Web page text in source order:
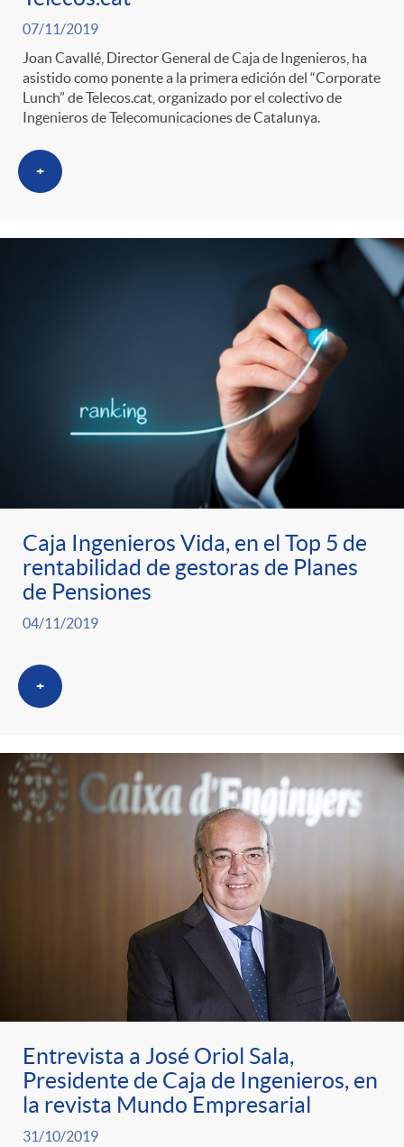
07/11/2019
Joan Cavallé, Director General de Caja de Ingenieros, ha
asistido como ponente a la primera edición del “Corporate
Lunch” de Telecos.cat, organizado por el colectivo de
Ingenieros de Telecomunicaciones de Catalunya.
+
Caja Ingenieros Vida, en el Top 5 de
rentabilidad de gestoras de Planes
de Pensiones
04/11/2019
+
Entrevista a José Oriol Sala,
Presidente de Caja de Ingenieros, en
la revista Mundo Empresarial
31/10/2019